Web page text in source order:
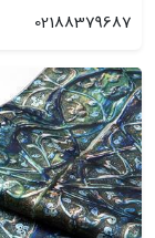
02188379687